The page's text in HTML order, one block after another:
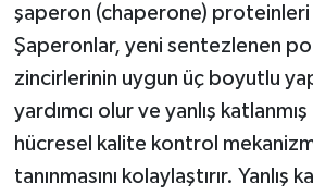
şaperon (chaperone)
Şaperonlar, yeni sentezlenen
zincirlerinin uygun üç boyutlu
yardımcı olur ve yanlış
hücresel kalite kontrol
tanınmasını kolaylaştırır. Yanlış